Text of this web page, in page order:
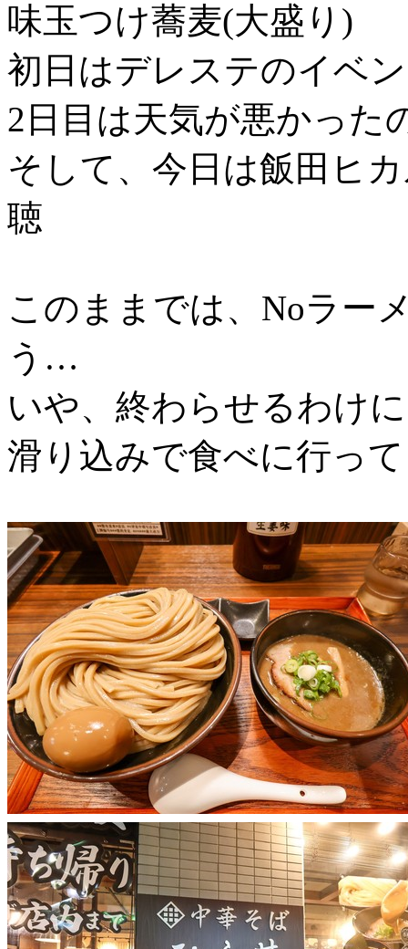
味玉つけ蕎麦(大盛り)
初日はデレステのイベ
2日目は天気が悪かった
そして、今日は飯田ヒ
聴
このままでは、Noラー
う…
いや、終わらせるわけ
滑り込みで食べに行っ